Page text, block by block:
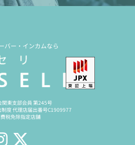
バー・インカムなら
東支部会員 第245号
度 代理店届出番号C1909977
税免除指定店舗